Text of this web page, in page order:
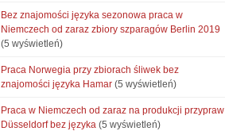
Bez znajomości języka sezonowa praca w
Niemczech od zaraz zbiory szparagów Berlin 2019
(5 wyświetleń)
Praca Norwegia przy zbiorach śliwek bez
znajomości języka Hamar (5 wyświetleń)
Praca w Niemczech od zaraz na produkcji przypraw
Düsseldorf bez języka (5 wyświetleń)